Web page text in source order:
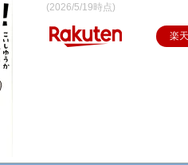
(2026/5/19時点)
楽